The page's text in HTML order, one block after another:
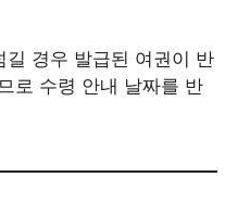
경우 발급된 여권이 반
로 수령 안내 날짜를 반